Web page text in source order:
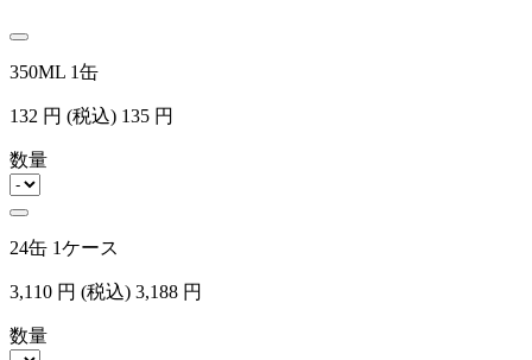
350ML 1缶
132 円 (税込) 135 円
数量
24缶 1ケース
3,110 円 (税込) 3,188 円
数量